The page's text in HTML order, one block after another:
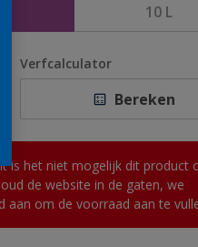
10 L
Verfcalculator
Bereken
is het niet mogelijk dit product
de website in de gaten, we
aan om de voorraad aan te